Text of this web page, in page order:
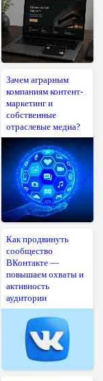
Зачем аграрным
компаниям контент-
маркетинг и
собственные
отраслевые медиа?
Как продвинуть
сообщество
ВКонтакте —
повышаем охваты и
активность
аудитории